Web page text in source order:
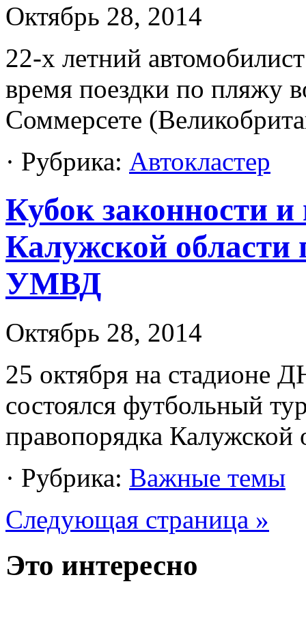
Октябрь 28, 2014
22-х летний
время поездки по пляжу
Соммерсете
· Рубрика: Автокластер
Кубок законности
Калужской области
УМВД
Октябрь 28, 2014
25 октября на
состоялся футбольный
правопорядка Калужской
· Рубрика: Важные темы
Следующая страница »
Это интересно